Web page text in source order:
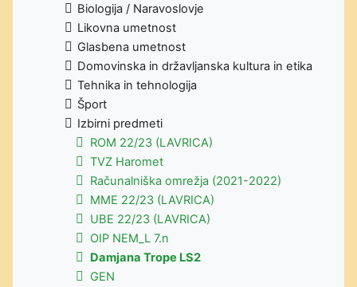
Biologija / Naravoslovje
Likovna umetnost
Glasbena umetnost
Domovinska in državljanska kultura in etika
Tehnika in tehnologija
Šport
Izbirni predmeti
ROM 22/23 (LAVRICA)
TVZ Haromet
Računalniška omrežja (2021-2022)
MME 22/23 (LAVRICA)
UBE 22/23 (LAVRICA)
OIP NEM_L 7.n
Damjana Trope LS2
GEN